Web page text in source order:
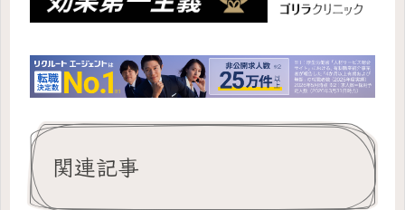
関連記事